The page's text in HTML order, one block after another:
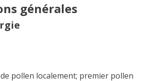
générales
pollen localement; premier pollen